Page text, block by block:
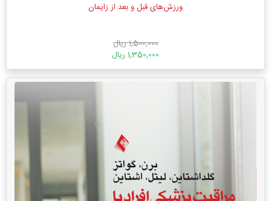
ورزش‌های قبل و بعد از زایمان
1,500,000 ریال
1,350,000 ریال